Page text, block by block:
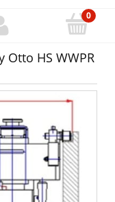
Otto HS WWPR